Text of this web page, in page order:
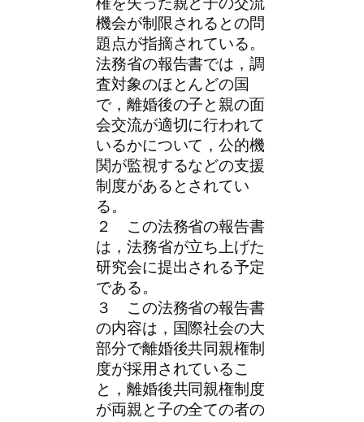
機会が制限されるとの問
題点が指摘されている。
法務省の報告書では，調
査対象のほとんどの国
で，離婚後の子と親の面
会交流が適切に行われて
いるかについて，公的機
関が監視するなどの支援
制度があるとされてい
る。
２ この法務省の報告書
は，法務省が立ち上げた
研究会に提出される予定
である。
３ この法務省の報告書
の内容は，国際社会の大
部分で離婚後共同親権制
度が採用されているこ
と，離婚後共同親権制度
が両親と子の全ての者の